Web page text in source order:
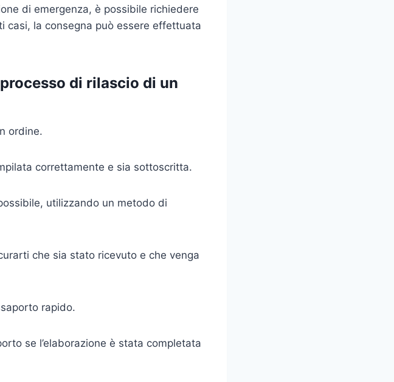
di emergenza, è possibile richiedere
casi, la consegna può essere effettuata
di rilascio di un
ordine.
correttamente e sia sottoscritta.
utilizzando un metodo di
che sia stato ricevuto e che venga
rapido.
se l’elaborazione è stata completata